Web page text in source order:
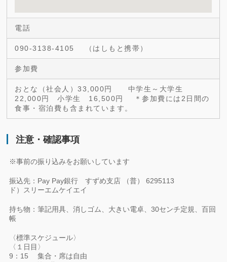
電話
090-3138-4105 （はしもと携帯）
参加費
おとな（社会人）33,000円 中学生～大学生
22,000円 小学生 16,500円 ＊参加費には2日間の
食事・宿泊費も含まれています。
注意・確認事項
※事前の振り込みをお願いしています
振込先：Pay Pay銀行 すずめ支店 （普） 6295113
ド）スリーエムケイエイ
持ち物：筆記用具、消しゴム、大きい電卓、30センチ定規、百回
帳
〈標準スケジュール〉
〈１日目〉
9：15 集合・席は自由